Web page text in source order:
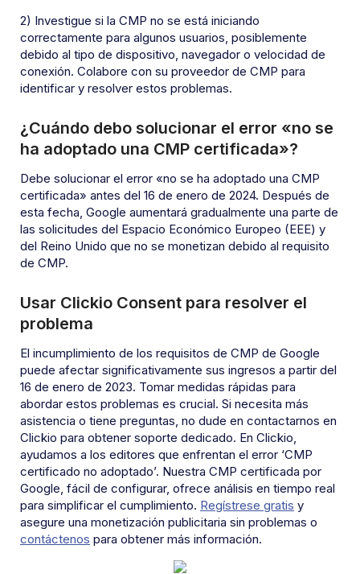
2) Investigue si la CMP no se está iniciando
correctamente para algunos usuarios, posiblemente
debido al tipo de dispositivo, navegador o velocidad de
conexión. Colabore con su proveedor de CMP para
identificar y resolver estos problemas.
¿Cuándo debo solucionar el error «no se
ha adoptado una CMP certificada»?
Debe solucionar el error «no se ha adoptado una CMP
certificada» antes del 16 de enero de 2024. Después de
esta fecha, Google aumentará gradualmente una parte de
las solicitudes del Espacio Económico Europeo (EEE) y
del Reino Unido que no se monetizan debido al requisito
de CMP.
Usar Clickio Consent para resolver el
problema
El incumplimiento de los requisitos de CMP de Google
puede afectar significativamente sus ingresos a partir del
16 de enero de 2023. Tomar medidas rápidas para
abordar estos problemas es crucial. Si necesita más
asistencia o tiene preguntas, no dude en contactarnos en
Clickio para obtener soporte dedicado. En Clickio,
ayudamos a los editores que enfrentan el error ‘CMP
certificado no adoptado’. Nuestra CMP certificada por
Google, fácil de configurar, ofrece análisis en tiempo real
para simplificar el cumplimiento. Regístrese gratis y
asegure una monetización publicitaria sin problemas o
contáctenos para obtener más información.